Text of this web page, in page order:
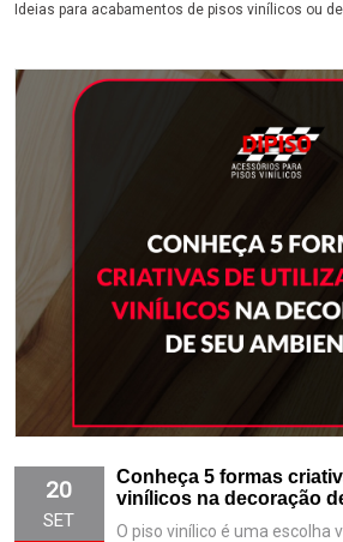
Ideias para acabamentos de pisos vinílicos ou
20
SET
Conheça 5 formas
vinílicos na decoração
O piso vinílico é uma escolha